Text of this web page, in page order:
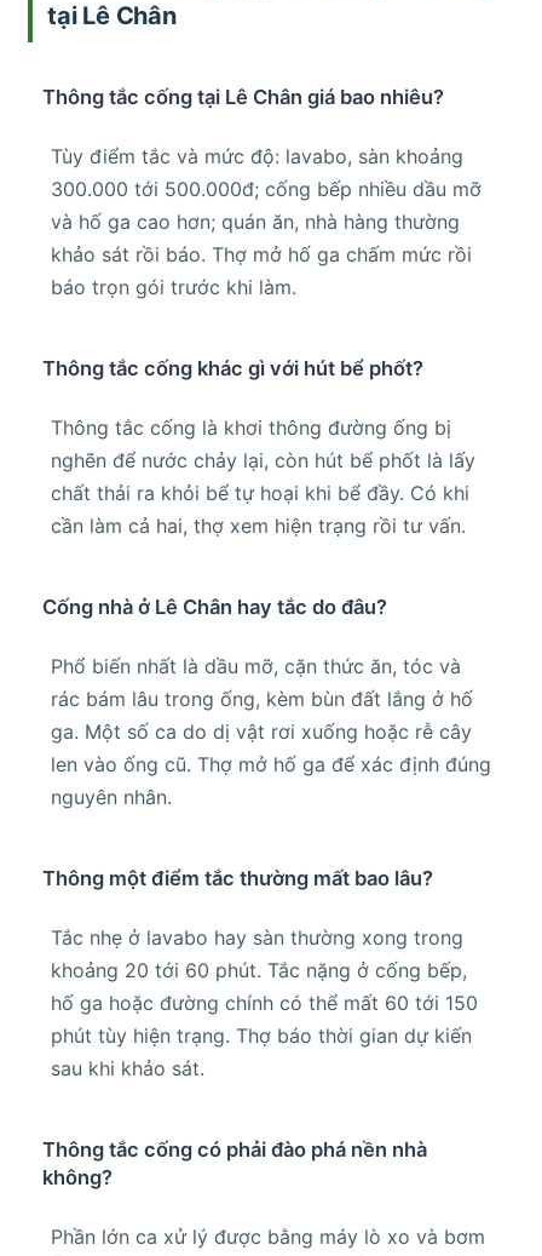
tại Lê Chân
Thông tắc cống tại Lê Chân giá bao nhiêu?
Tùy điểm tắc và mức độ: lavabo, sàn khoảng
300.000 tới 500.000đ; cống bếp nhiều dầu mỡ
và hố ga cao hơn; quán ăn, nhà hàng thường
khảo sát rồi báo. Thợ mở hố ga chấm mức rồi
báo trọn gói trước khi làm.
Thông tắc cống khác gì với hút bể phốt?
Thông tắc cống là khơi thông đường ống bị
nghẽn để nước chảy lại, còn hút bể phốt là lấy
chất thải ra khỏi bể tự hoại khi bể đầy. Có khi
cần làm cả hai, thợ xem hiện trạng rồi tư vấn.
Cống nhà ở Lê Chân hay tắc do đâu?
Phổ biến nhất là dầu mỡ, cặn thức ăn, tóc và
rác bám lâu trong ống, kèm bùn đất lắng ở hố
ga. Một số ca do dị vật rơi xuống hoặc rễ cây
len vào ống cũ. Thợ mở hố ga để xác định đúng
nguyên nhân.
Thông một điểm tắc thường mất bao lâu?
Tắc nhẹ ở lavabo hay sàn thường xong trong
khoảng 20 tới 60 phút. Tắc nặng ở cống bếp,
hố ga hoặc đường chính có thể mất 60 tới 150
phút tùy hiện trạng. Thợ báo thời gian dự kiến
sau khi khảo sát.
Thông tắc cống có phải đào phá nền nhà
không?
Phần lớn ca xử lý được bằng máy lò xo và bơm